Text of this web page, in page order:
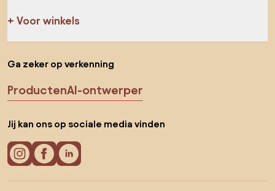
Voor winkels
Ga zeker op verkenning
ProductenAI-ontwerper
Jij kan ons op sociale media vinden